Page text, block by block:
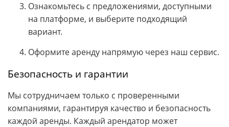
Ознакомьтесь с предложениями, доступными
на платформе, и выберите подходящий
вариант.
Оформите аренду напрямую через наш сервис.
Безопасность и гарантии
Мы сотрудничаем только с проверенными
компаниями, гарантируя качество и безопасность
каждой аренды. Каждый арендатор может